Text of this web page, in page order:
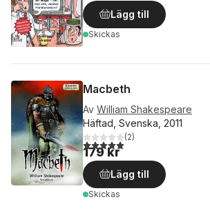
Lägg till
Skickas
Macbeth
Av William Shakespeare
Häftad, Svenska, 2011
5,0utav 5 stjärnor. Totalt
(2)
179 kr
Lägg till
Skickas